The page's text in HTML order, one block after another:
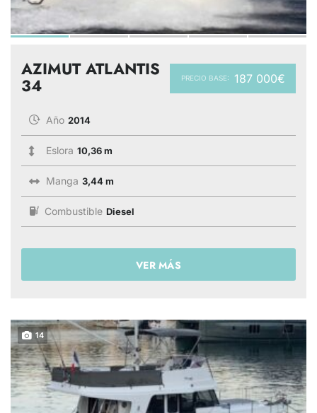
PRECIO BASE: 187 000€
AZIMUT ATLANTIS
34
Año 2014
Eslora 10,36 m
Manga 3,44 m
Combustible Diesel
VER MÁS
14